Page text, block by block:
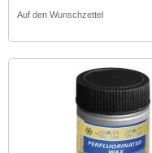
Auf den Wunschzettel